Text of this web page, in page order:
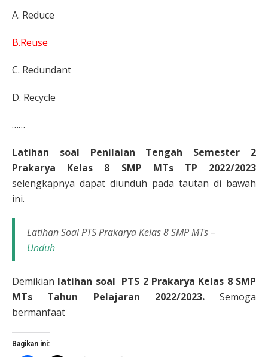
A. Reduce
B.Reuse
C. Redundant
D. Recycle
……
Latihan soal Penilaian Tengah Semester 2
Prakarya Kelas 8 SMP MTs TP 2022/2023
selengkapnya dapat diunduh pada tautan di bawah
ini.
Latihan Soal PTS Prakarya Kelas 8 SMP MTs –
Unduh
Demikian latihan soal PTS 2 Prakarya Kelas 8 SMP
MTs Tahun Pelajaran 2022/2023. Semoga
bermanfaat
Bagikan ini: